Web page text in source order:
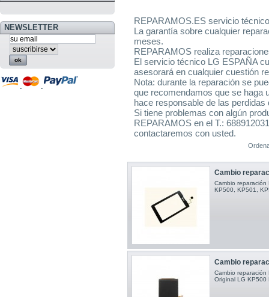
NEWSLETTER
REPARAMOS.ES servicio
La garantía sobre cualquier
meses.
REPARAMOS realiza
El servicio técnico LG ESPAÑA
asesorará en cualquier cuestión
Nota: durante la reparación se
que recomendamos que se haga
hace responsable de las perdidas
Si tiene problemas con algún
REPARAMOS en el T.:
contactaremos con usted.
Cambio
Cambio reparación
KP500, KP501,
Cambio
Cambio reparación
Original LG